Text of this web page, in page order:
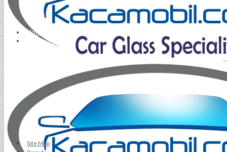
Home
Contact Us
Site Map